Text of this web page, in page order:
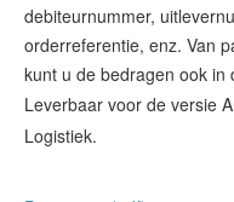
debiteurnummer,
orderreferentie, enz. Van
Leverbaar voor de versie
Logistiek.